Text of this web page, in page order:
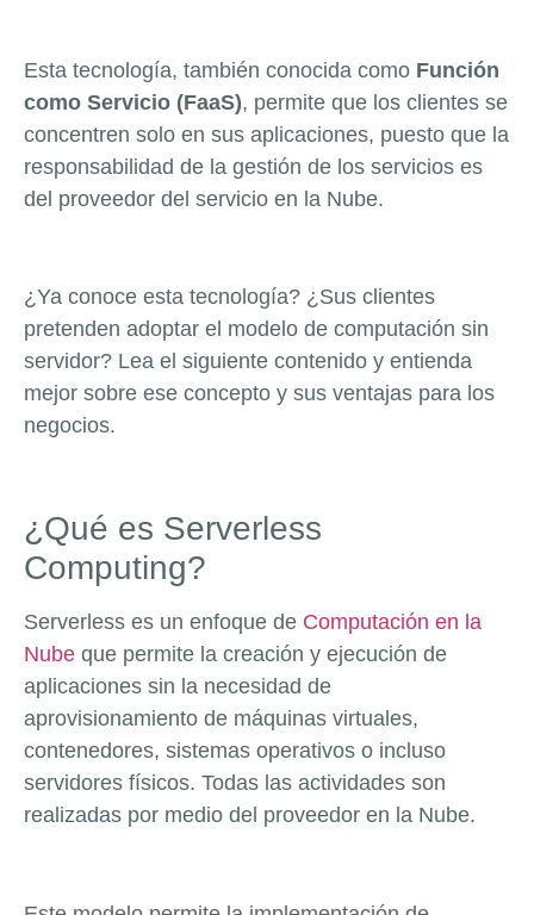
Esta tecnología, también conocida como Función
como Servicio (FaaS), permite que los clientes se
concentren solo en sus aplicaciones, puesto que la
responsabilidad de la gestión de los servicios es
del proveedor del servicio en la Nube.
¿Ya conoce esta tecnología? ¿Sus clientes
pretenden adoptar el modelo de computación sin
servidor? Lea el siguiente contenido y entienda
mejor sobre ese concepto y sus ventajas para los
negocios.
¿Qué es Serverless
Computing?
Serverless es un enfoque de Computación en la
Nube que permite la creación y ejecución de
aplicaciones sin la necesidad de
aprovisionamiento de máquinas virtuales,
contenedores, sistemas operativos o incluso
servidores físicos. Todas las actividades son
realizadas por medio del proveedor en la Nube.